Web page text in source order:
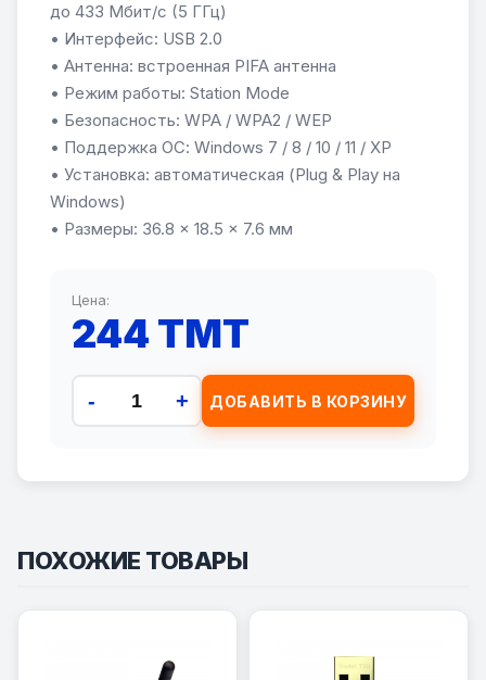
до 433 Мбит/с (5 ГГц)
• Интерфейс: USB 2.0
• Антенна: встроенная PIFA антенна
• Режим работы: Station Mode
• Безопасность: WPA / WPA2 / WEP
• Поддержка ОС: Windows 7 / 8 / 10 / 11 / XP
• Установка: автоматическая (Plug & Play на
Windows)
• Размеры: 36.8 × 18.5 × 7.6 мм
Цена:
244 TMT
- + ДОБАВИТЬ В КОРЗИНУ
ПОХОЖИЕ ТОВАРЫ